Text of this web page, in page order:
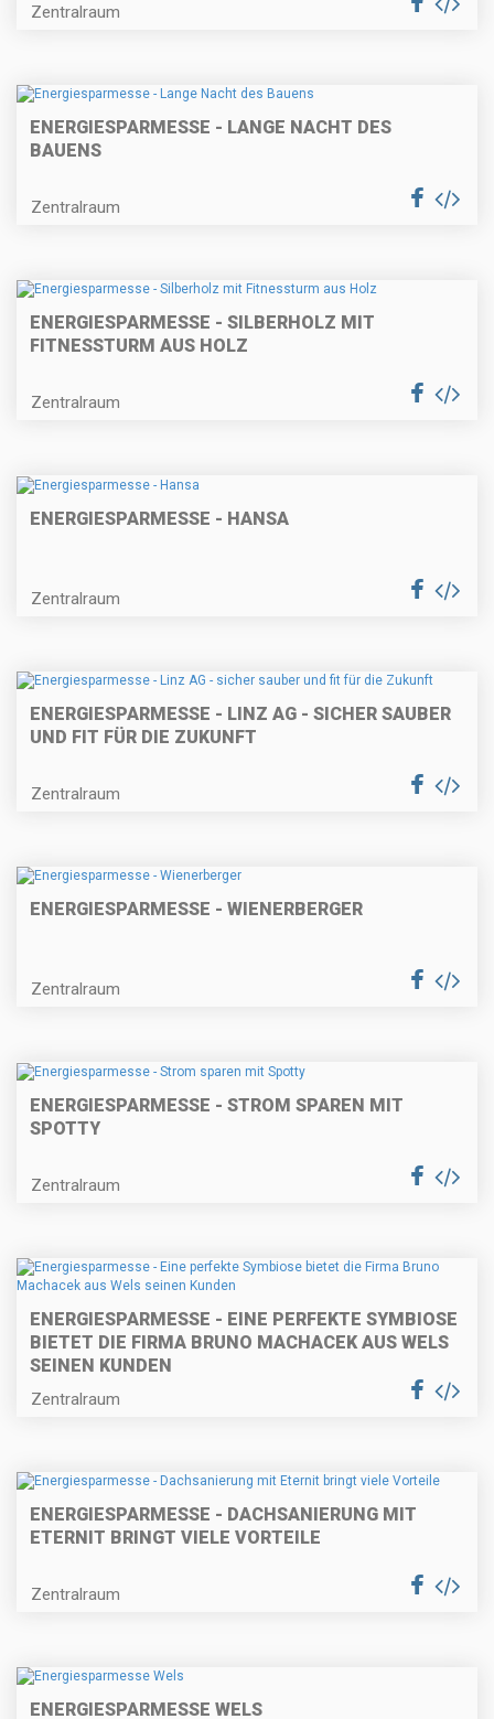
Zentralraum
ENERGIESPARMESSE - LANGE NACHT DES
BAUENS
Zentralraum
ENERGIESPARMESSE - SILBERHOLZ MIT
FITNESSTURM AUS HOLZ
Zentralraum
ENERGIESPARMESSE - HANSA
Zentralraum
ENERGIESPARMESSE - LINZ AG - SICHER SAUBER
UND FIT FÜR DIE ZUKUNFT
Zentralraum
ENERGIESPARMESSE - WIENERBERGER
Zentralraum
ENERGIESPARMESSE - STROM SPAREN MIT
SPOTTY
Zentralraum
ENERGIESPARMESSE - EINE PERFEKTE SYMBIOSE
BIETET DIE FIRMA BRUNO MACHACEK AUS WELS
SEINEN KUNDEN
Zentralraum
ENERGIESPARMESSE - DACHSANIERUNG MIT
ETERNIT BRINGT VIELE VORTEILE
Zentralraum
ENERGIESPARMESSE WELS